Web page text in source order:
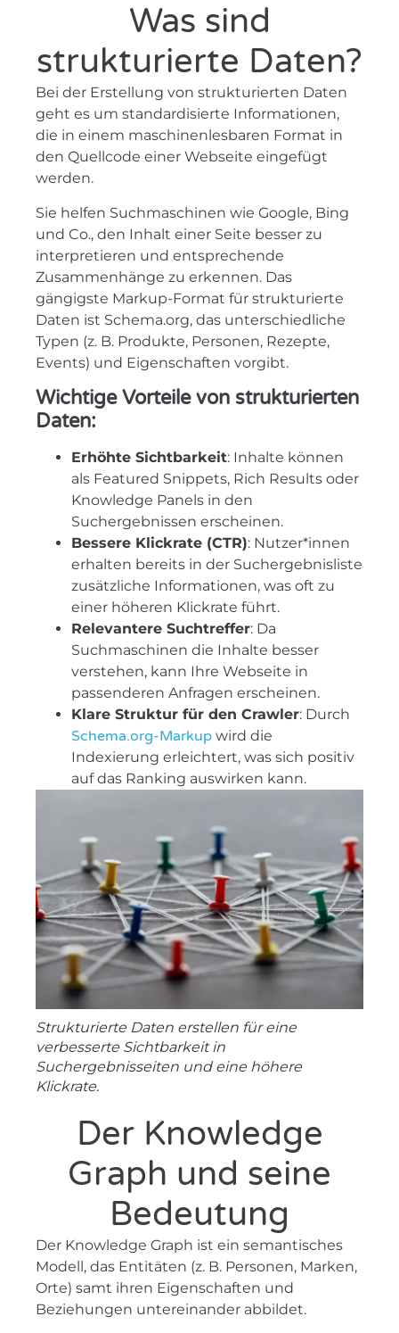
Was sind
strukturierte Daten?
Bei der Erstellung von strukturierten Daten
geht es um standardisierte Informationen,
die in einem maschinenlesbaren Format in
den Quellcode einer Webseite eingefügt
werden.
Sie helfen Suchmaschinen wie Google, Bing
und Co., den Inhalt einer Seite besser zu
interpretieren und entsprechende
Zusammenhänge zu erkennen. Das
gängigste Markup-Format für strukturierte
Daten ist Schema.org, das unterschiedliche
Typen (z. B. Produkte, Personen, Rezepte,
Events) und Eigenschaften vorgibt.
Wichtige Vorteile von strukturierten
Daten:
Erhöhte Sichtbarkeit: Inhalte können
als Featured Snippets, Rich Results oder
Knowledge Panels in den
Suchergebnissen erscheinen.
Bessere Klickrate (CTR): Nutzer*innen
erhalten bereits in der Suchergebnisliste
zusätzliche Informationen, was oft zu
einer höheren Klickrate führt.
Relevantere Suchtreffer: Da
Suchmaschinen die Inhalte besser
verstehen, kann Ihre Webseite in
passenderen Anfragen erscheinen.
Klare Struktur für den Crawler: Durch
Schema.org-Markup wird die
Indexierung erleichtert, was sich positiv
auf das Ranking auswirken kann.
Strukturierte Daten erstellen für eine
verbesserte Sichtbarkeit in
Suchergebnisseiten und eine höhere
Klickrate.
Der Knowledge
Graph und seine
Bedeutung
Der Knowledge Graph ist ein semantisches
Modell, das Entitäten (z. B. Personen, Marken,
Orte) samt ihren Eigenschaften und
Beziehungen untereinander abbildet.